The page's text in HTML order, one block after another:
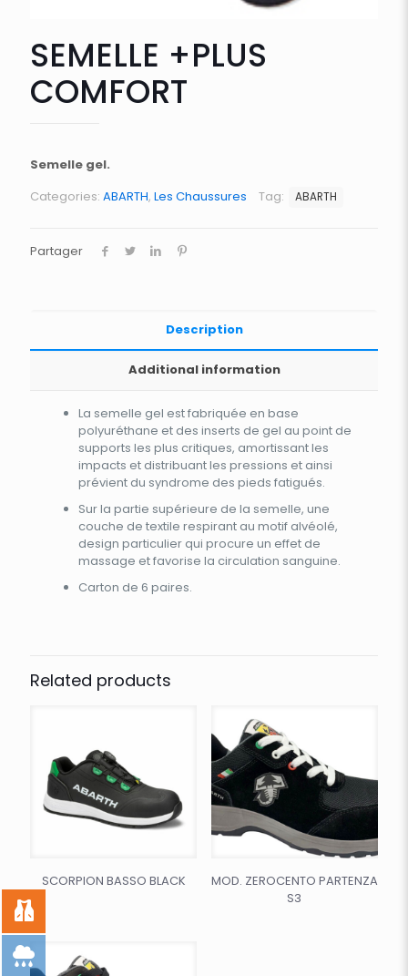
SEMELLE +PLUS
COMFORT
Semelle gel.
Categories: ABARTH, Les Chaussures Tag: ABARTH
Partager
Description
Additional information
La semelle gel est fabriquée en base
polyuréthane et des inserts de gel au point de
supports les plus critiques, amortissant les
impacts et distribuant les pressions et ainsi
prévient du syndrome des pieds fatigués.
Sur la partie supérieure de la semelle, une
couche de textile respirant au motif alvéolé,
design particulier qui procure un effet de
massage et favorise la circulation sanguine.
Carton de 6 paires.
Related products
SCORPION BASSO BLACK
MOD. ZEROCENTO PARTENZA
S3